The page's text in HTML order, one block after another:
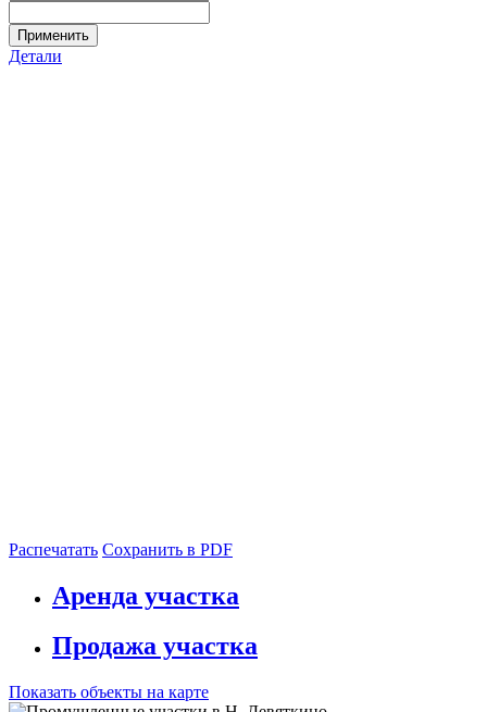
Применить
Детали
Распечатать Сохранить в PDF
Аренда участка
Продажа участка
Показать объекты на карте